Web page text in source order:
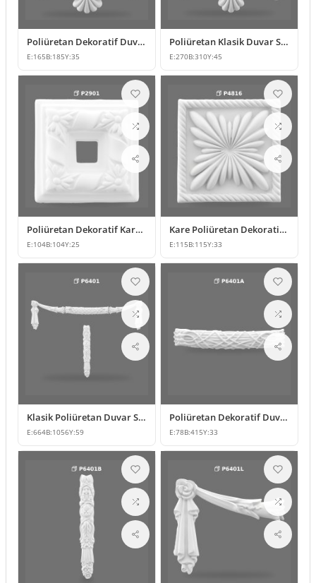
Poliüretan Dekoratif Duvar ve Mobilya Süsleme Modeli
E:165B:185Y:35
Poliüretan Klasik Duvar Süsleme ve Motif Modelleri
E:270B:310Y:45
Poliüretan Dekoratif Kare Süsleme Motifi
E:104B:104Y:25
Kare Poliüretan Dekoratif Süsleme ve Motif Modelleri
E:115B:115Y:33
Klasik Poliüretan Duvar Süsleme ve Motif Modelleri
E:664B:1056Y:59
Poliüretan Dekoratif Duvar Süsleme Modeli
E:78B:415Y:33